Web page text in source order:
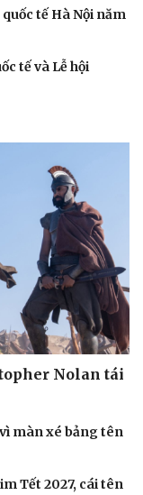
tế Hà Nội năm
tế và Lễ hội
Nolan tái
màn xé bảng tên
Tết 2027, cái tên